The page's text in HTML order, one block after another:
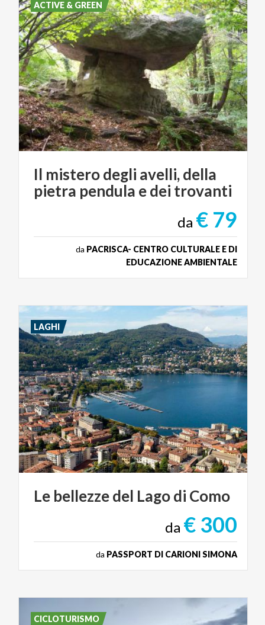
Il misterodegli avelli,della
pietra pendula edei trovanti
da € 79
da PACRISCA- CENTRO CULTURALE E DI
EDUCAZIONE AMBIENTALE
ACTIVE & GREEN
Le bellezzedel Lagodi Como
da € 300
da PASSPORT DI CARIONI SIMONA
LAGHI
CICLOTURISMO